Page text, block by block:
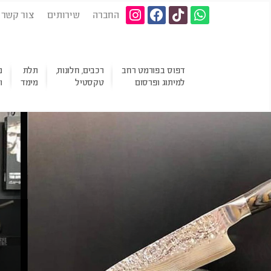
החברה שירותים צור קשר
דפוס בפורמט רחב
למיתוג ופרסום
רכבים, חלונות,
טקסטיל
תלת
מימד